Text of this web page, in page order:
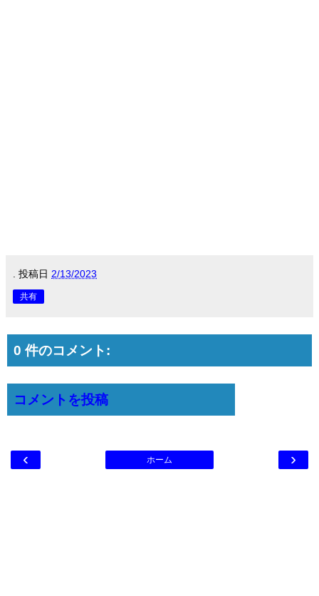
投稿日 2/13/2023
共有
0 件のコメント:
コメントを投稿
‹ ›
ホーム